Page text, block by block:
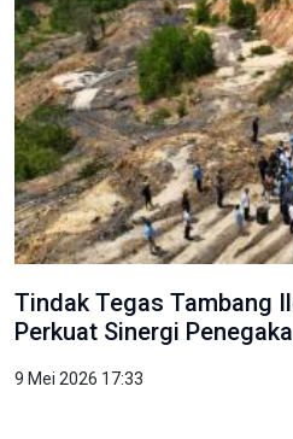
Tindak Tegas Tambang
Perkuat Sinergi
9 Mei 2026 17:33